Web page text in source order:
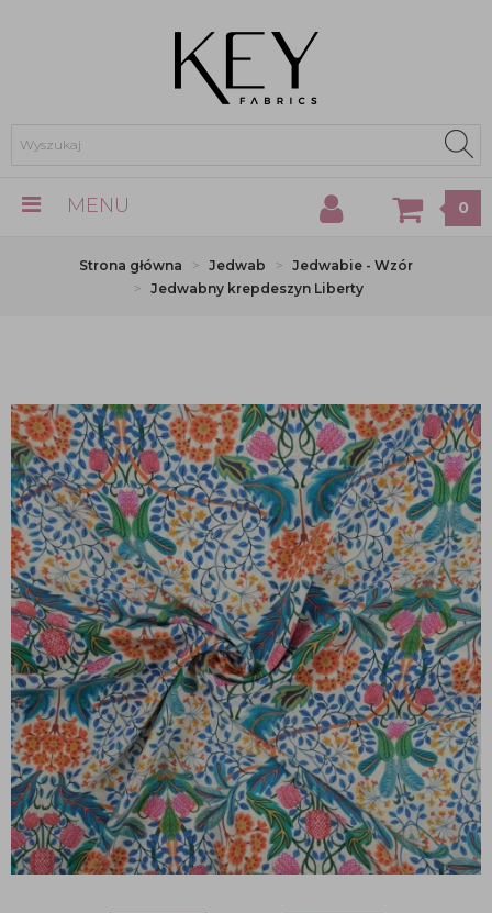
MENU 0
Strona główna Jedwab
Jedwabie - Wzór
Jedwabny krepdeszyn Liberty